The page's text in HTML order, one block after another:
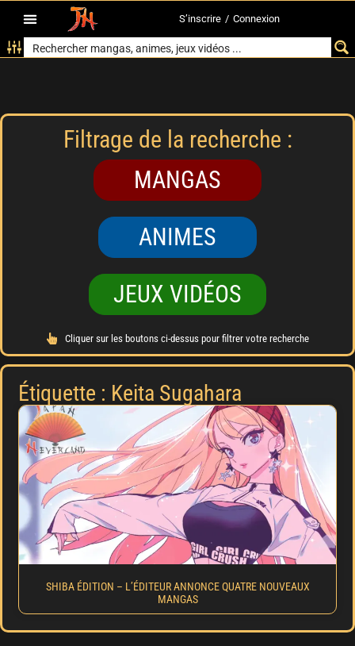
S’inscrire / Connexion
Filtrage de la recherche :
MANGAS
ANIMES
JEUX VIDÉOS
Cliquer sur les boutons ci-dessus pour filtrer votre recherche
Étiquette : Keita Sugahara
SHIBA ÉDITION – L’ÉDITEUR ANNONCE QUATRE NOUVEAUX
MANGAS